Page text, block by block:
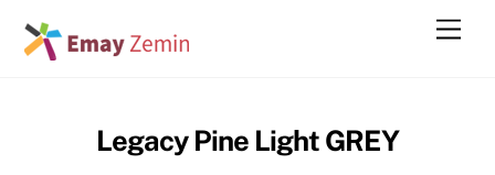
Legacy Pine Light GREY